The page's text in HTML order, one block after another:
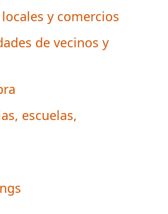
y comercios
de vecinos y
escuelas,